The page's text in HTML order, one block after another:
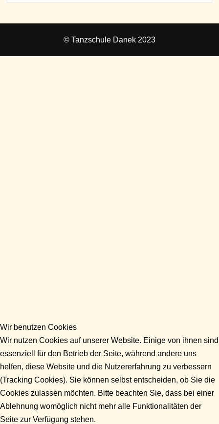
© Tanzschule Danek 2023
Wir benutzen Cookies
Wir nutzen Cookies auf unserer Website. Einige von ihnen sind
essenziell für den Betrieb der Seite, während andere uns
helfen, diese Website und die Nutzererfahrung zu verbessern
(Tracking Cookies). Sie können selbst entscheiden, ob Sie die
Cookies zulassen möchten. Bitte beachten Sie, dass bei einer
Ablehnung womöglich nicht mehr alle Funktionalitäten der
Seite zur Verfügung stehen.